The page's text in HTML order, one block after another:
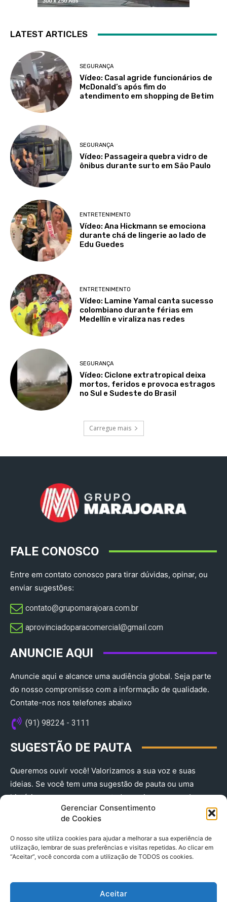
Gerenciar Consentimento
de Cookies
O nosso site utiliza cookies para ajudar a melhorar a sua experiência de
utilização, lembrar de suas preferências e visitas repetidas. Ao clicar em
“Aceitar”, você concorda com a utilização de TODOS os cookies.
Aceitar
LATEST ARTICLES
SEGURANÇA
Vídeo: Casal agride funcionários de
McDonald’s após fim do
atendimento em shopping de Betim
SEGURANÇA
Vídeo: Passageira quebra vidro de
ônibus durante surto em São Paulo
ENTRETENIMENTO
Vídeo: Ana Hickmann se emociona
durante chá de lingerie ao lado de
Edu Guedes
ENTRETENIMENTO
Vídeo: Lamine Yamal canta sucesso
colombiano durante férias em
Medellín e viraliza nas redes
SEGURANÇA
Vídeo: Ciclone extratropical deixa
mortos, feridos e provoca estragos
no Sul e Sudeste do Brasil
Carregue mais
FALE CONOSCO
Entre em contato conosco para tirar dúvidas, opinar, ou
enviar sugestões:
contato@grupomarajoara.com.br
aprovinciadoparacomercial@gmail.com​
ANUNCIE AQUI
Anuncie aqui e alcance uma audiência global. Seja parte
do nosso compromisso com a informação de qualidade.
Contate-nos nos telefones abaixo
(91) 98224 - 3111
SUGESTÃO DE PAUTA
Queremos ouvir você! Valorizamos a sua voz e suas
ideias. Se você tem uma sugestão de pauta ou uma
história que merece ser contada, envie-nos agora!
(91) 98224 - 3111